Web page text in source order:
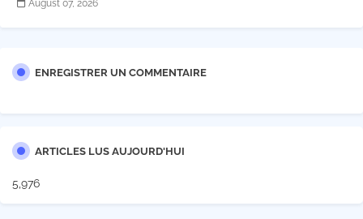
August 07, 2026
ENREGISTRER UN COMMENTAIRE
ARTICLES LUS AUJOURD'HUI
5,976